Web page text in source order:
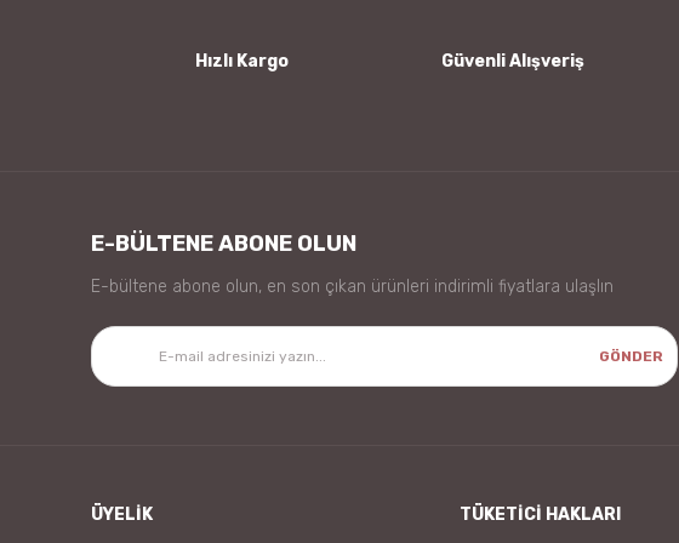
Hızlı Kargo Güvenli Alışveriş
E-BÜLTENE ABONE OLUN
E-bültene abone olun, en son çıkan ürünleri indirimli fiyatlara ulaşlın
GÖNDER
ÜYELİK TÜKETİCİ HAKLARI